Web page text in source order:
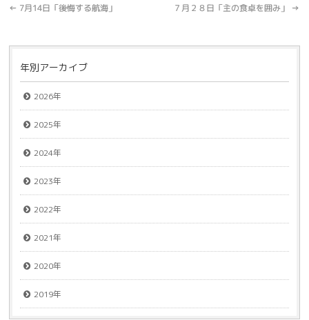
← 7月14日「後悔する航海」 ７月２８日「主の食卓を囲み」 →
年別アーカイブ
2026年
2025年
2024年
2023年
2022年
2021年
2020年
2019年